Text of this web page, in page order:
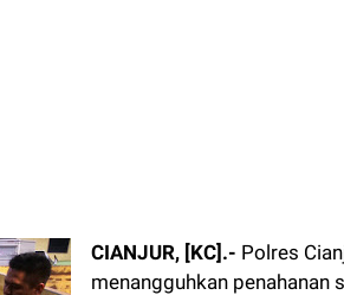
CIANJUR, [KC].- Polres
menangguhkan penahanan